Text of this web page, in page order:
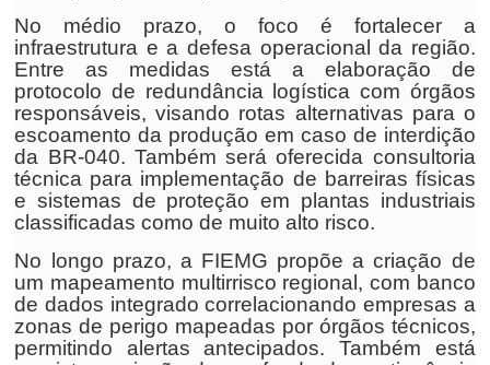
No médio prazo, o foco é fortalecer a
infraestrutura e a defesa operacional da região.
Entre as medidas está a elaboração de
protocolo de redundância logística com órgãos
responsáveis, visando rotas alternativas para o
escoamento da produção em caso de interdição
da BR-040. Também será oferecida consultoria
técnica para implementação de barreiras físicas
e sistemas de proteção em plantas industriais
classificadas como de muito alto risco.
No longo prazo, a FIEMG propõe a criação de
um mapeamento multirrisco regional, com banco
de dados integrado correlacionando empresas a
zonas de perigo mapeadas por órgãos técnicos,
permitindo alertas antecipados. Também está